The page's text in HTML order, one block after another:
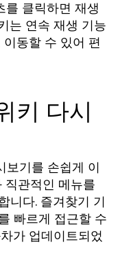
를 클릭하면 재생
는 연속 재생 기능
동할 수 있어 편
키 다시
보기를 손쉽게 이
직관적인 메뉴를
니다. 즐겨찾기 기
빠르게 접근할 수
가 업데이트되었